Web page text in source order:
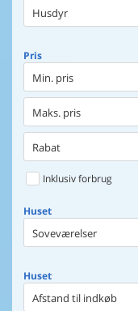
Husdyr
Pris
Min. pris
Maks. pris
Rabat
Inklusiv forbrug
Huset
Soveværelser
Huset
Afstand til indkøb